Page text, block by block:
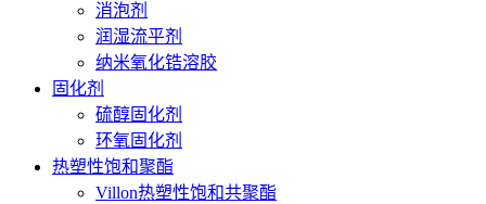
消泡剂
润湿流平剂
纳米氧化锆溶胶
固化剂
硫醇固化剂
环氧固化剂
热塑性饱和聚酯
Villon热塑性饱和共聚酯